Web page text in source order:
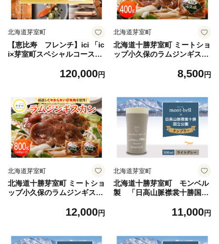
北海道芽室町
【恵比寿 フレンチ】ici 「ic
i×芽室町スペシャルコース」
／ 食事会 招待券 チケット 贈
120,000円
北海道芽室町
北海道十勝芽室町 ミートショ
ップ小久保のラムジンギスカ
08c ／ ラム肉 ジンギスカン
保
8,500円
北海道芽室町
北海道十勝芽室町 ミートショ
ップ小久保のラムジンギスカ
05c ／ ラム肉 ジンギスカン
保
12,000円
北海道芽室町
北海道十勝芽室町 モンベル
製 「日高山脈襟裳十勝国立
【ライトグレー】 me003-1
デザイン グラス
11,000円